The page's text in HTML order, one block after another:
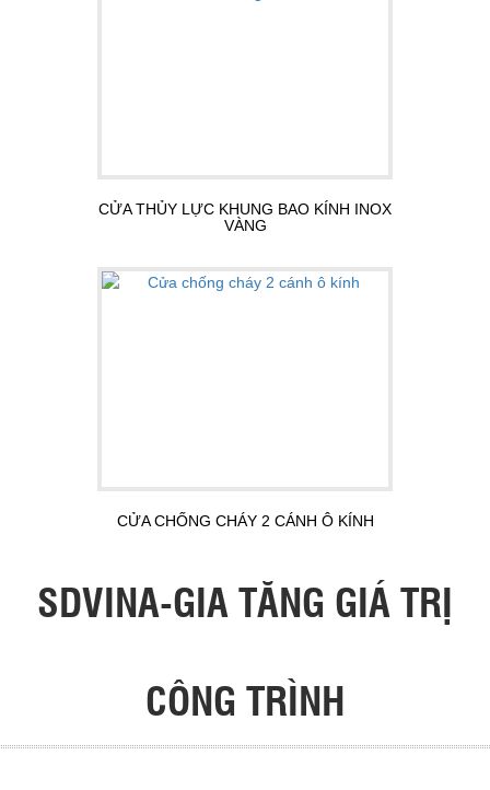
CỬA THỦY LỰC KHUNG BAO KÍNH INOX
VÀNG
CỬA CHỐNG CHÁY 2 CÁNH Ô KÍNH
SDVINA-GIA TĂNG GIÁ TRỊ
CÔNG TRÌNH